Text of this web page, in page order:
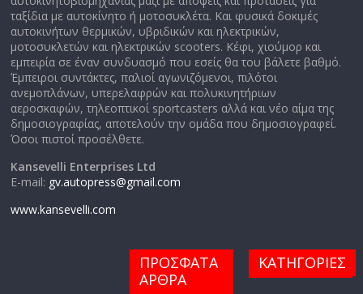
ταξίδια με αυτοκίνητο ή μοτοσυκλέτα. Και φυσικά δοκιμές
αυτοκινήτων θερμικών, υβριδικών και ηλεκτρικών,
μοτοσυκλετών και ηλεκτρικών scooters. Κέφι, χιούμορ και
εμπειρία σε έναν συνδυασμό που εσείς θα του βάλετε βαθμό.
Έμπειροι συντάκτες, παλιοί αγωνιζόμενοι, πιλότοι
ανεμοπλάνων, υπερελαφρών και πολυκινητήριων
αεροσκαφών, τηλεοπτικοί sportcasters αλλά και νέο αίμα της
δημοσιογραφίας, αποτελούν την ομάδα που δημοσιογραφεί.
Όσοι πιστοί προσέλθετε.
Kansevelli Enterprises Ltd
E-mail: gv.autopress@gmail.com
www.kansevelli.com
ΠΡΟΣΦΑΤΑ
ΑΡΘΡΑ
ΚΑΤΗΓΟΡΙΕΣ